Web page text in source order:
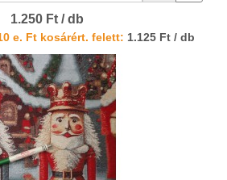
1.250 Ft / db
e. Ft kosárért. felett: 1.125 Ft / db